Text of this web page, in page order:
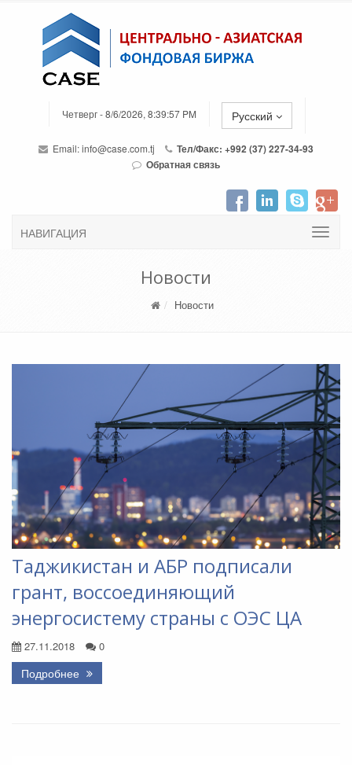
Четверг - 8/6/2026, 8:39:57 PM Русский
Email:info@case.com.tj
Тел/Факс: +992 (37) 227-34-93
Обратная связь
НАВИГАЦИЯ
Новости
Новости
Таджикистан и АБР подписали
грант, воссоединяющий
энергосистему страны с ОЭС ЦА
27.11.2018 0
Подробнее